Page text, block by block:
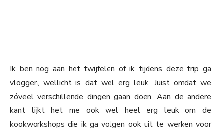
Ik ben nog aan het twijfelen of ik tijdens deze trip ga
vloggen, wellicht is dat wel erg leuk. Juist omdat we
zóveel verschillende dingen gaan doen. Aan de andere
kant lijkt het me ook wel heel erg leuk om de
kookworkshops die ik ga volgen ook uit te werken voor